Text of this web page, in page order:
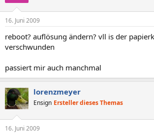
16. Juni 2009
reboot? auflösung ändern? vll is der
verschwunden
passiert mir auch manchmal
lorenzmeyer
Ensign Ersteller dieses Themas
16. Juni 2009